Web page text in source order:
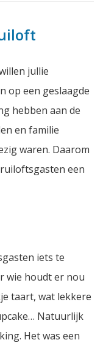
jullie
op een geslaagde
hebben aan de
en familie
waren. Daarom
een
iets te
wie houdt er nou
taart, wat lekkere
Natuurlijk
Het was een